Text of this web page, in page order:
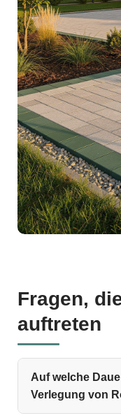
Fragen,
auftreten
Auf welche
Verlegung von